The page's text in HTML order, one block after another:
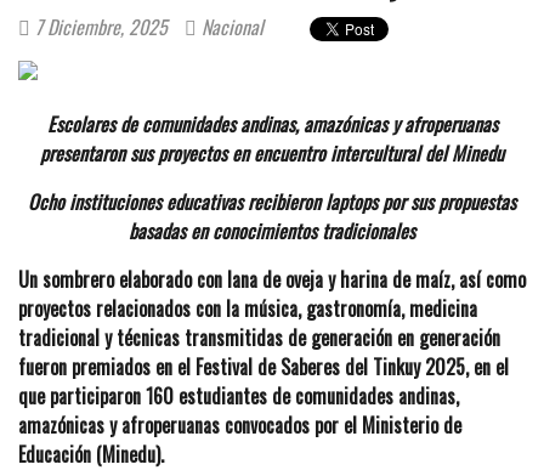
7 Diciembre, 2025 Nacional
Escolares de comunidades andinas, amazónicas y afroperuanas
presentaron sus proyectos en encuentro intercultural del Minedu
Ocho instituciones educativas recibieron laptops por sus propuestas
basadas en conocimientos tradicionales
Un sombrero elaborado con lana de oveja y harina de maíz, así como
proyectos relacionados con la música, gastronomía, medicina
tradicional y técnicas transmitidas de generación en generación
fueron premiados en el Festival de Saberes del Tinkuy 2025, en el
que participaron 160 estudiantes de comunidades andinas,
amazónicas y afroperuanas convocados por el Ministerio de
Educación (Minedu).